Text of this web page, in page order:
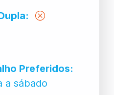
Preferidos:
a sábado